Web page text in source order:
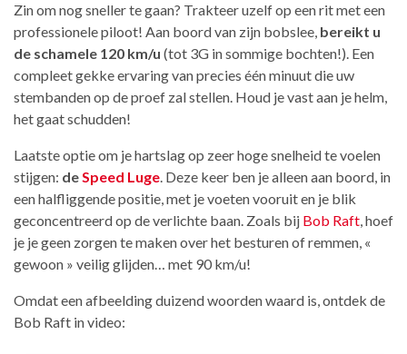
Zin om nog sneller te gaan? Trakteer uzelf op een rit met een
professionele piloot! Aan boord van zijn bobslee, bereikt u
de schamele 120 km/u (tot 3G in sommige bochten!). Een
compleet gekke ervaring van precies één minuut die uw
stembanden op de proef zal stellen. Houd je vast aan je helm,
het gaat schudden!
Laatste optie om je hartslag op zeer hoge snelheid te voelen
stijgen: deSpeed Luge. Deze keer ben je alleen aan boord, in
een halfliggende positie, met je voeten vooruit en je blik
geconcentreerd op de verlichte baan. Zoals bij Bob Raft, hoef
je je geen zorgen te maken over het besturen of remmen, «
gewoon » veilig glijden… met 90 km/u!
Omdat een afbeelding duizend woorden waard is, ontdek de
Bob Raft in video: